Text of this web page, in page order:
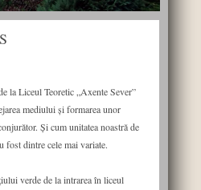
la Liceul Teoretic „Axente Sever”
mediului şi formarea unor
Și cum unitatea noastră de
fost dintre cele mai variate.
verde de la intrarea în liceul